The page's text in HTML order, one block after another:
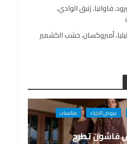
فاوانيا، زنبق الوادي،
أمبروكسان، خشب الكشمير
عروض الازياء
مناسبات
فاشون تطرح